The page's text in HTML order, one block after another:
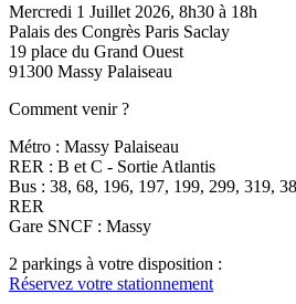
Mercredi 1 Juillet 2026, 8h30 à 18h
Palais des Congrès Paris Saclay
19 place du Grand Ouest
91300 Massy Palaiseau
Comment venir ?
Métro : Massy Palaiseau
RER : B et C - Sortie Atlantis
Bus : 38, 68, 196, 197, 199, 299, 319,
RER
Gare SNCF : Massy
2 parkings à votre disposition :
Réservez votre stationnement